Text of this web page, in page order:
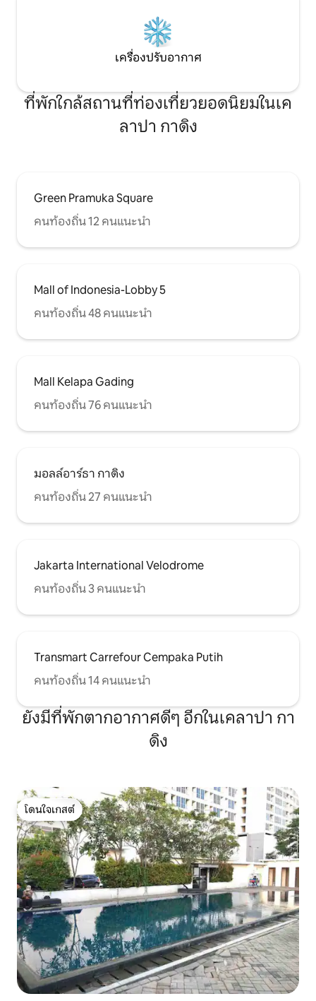
เครื่องปรับอากาศ
ที่พักใกล้สถานที่ท่องเที่ยวยอดนิยมในเค
ลาปา กาดิง
Green Pramuka Square
คนท้องถิ่น 12 คนแนะนำ
Mall of Indonesia-Lobby 5
คนท้องถิ่น 48 คนแนะนำ
Mall Kelapa Gading
คนท้องถิ่น 76 คนแนะนำ
มอลล์อาร์ธา กาดิง
คนท้องถิ่น 27 คนแนะนำ
Jakarta International Velodrome
คนท้องถิ่น 3 คนแนะนำ
Transmart Carrefour Cempaka Putih
คนท้องถิ่น 14 คนแนะนำ
ยังมีที่พักตากอากาศดีๆ อีกในเคลาปา กา
ดิง
โดนใจเกสต์
โดนใจเกสต์